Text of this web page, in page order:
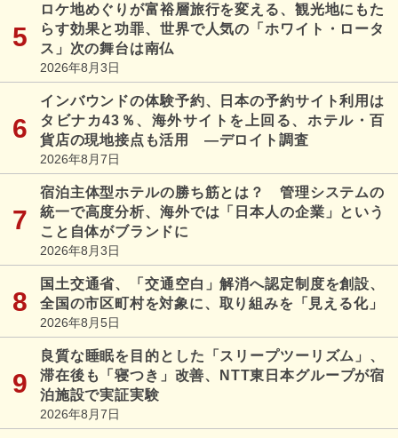
ロケ地めぐりが富裕層旅行を変える、観光地にもた
らす効果と功罪、世界で人気の「ホワイト・ロータ
ス」次の舞台は南仏
2026年8月3日
インバウンドの体験予約、日本の予約サイト利用は
タビナカ43％、海外サイトを上回る、ホテル・百
貨店の現地接点も活用 ―デロイト調査
2026年8月7日
宿泊主体型ホテルの勝ち筋とは？ 管理システムの
統一で高度分析、海外では「日本人の企業」という
こと自体がブランドに
2026年8月3日
国土交通省、「交通空白」解消へ認定制度を創設、
全国の市区町村を対象に、取り組みを「見える化」
2026年8月5日
良質な睡眠を目的とした「スリープツーリズム」、
滞在後も「寝つき」改善、NTT東日本グループが宿
泊施設で実証実験
2026年8月7日